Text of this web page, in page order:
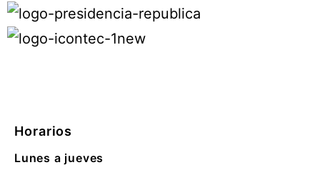
Horarios
Lunes a jueves